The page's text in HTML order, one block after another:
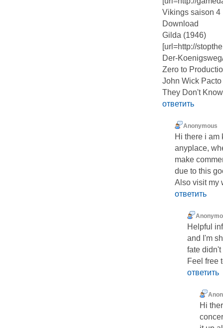
Vikings saison 4
Download
Gilda (1946)
[url=http://
Der-
Zero to
John Wick
They Don't Know
ответить
Anonymous
Hi there i am
anyplace,
make
due to this
Also visit my
ответить
Helpful
and I'm
fate
Feel free
ответить
Hi